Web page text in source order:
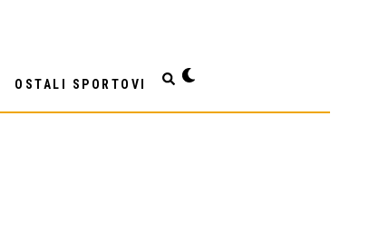
OSTALI SPORTOVI